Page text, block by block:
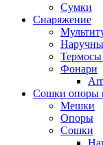
Сумки
Снаряжение
Фонари
Сошки опоры
Мешки
Опоры
Сошки